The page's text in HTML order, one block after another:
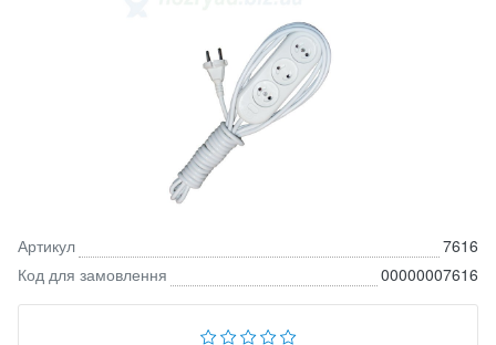
Артикул
7616
Код для замовлення
00000007616